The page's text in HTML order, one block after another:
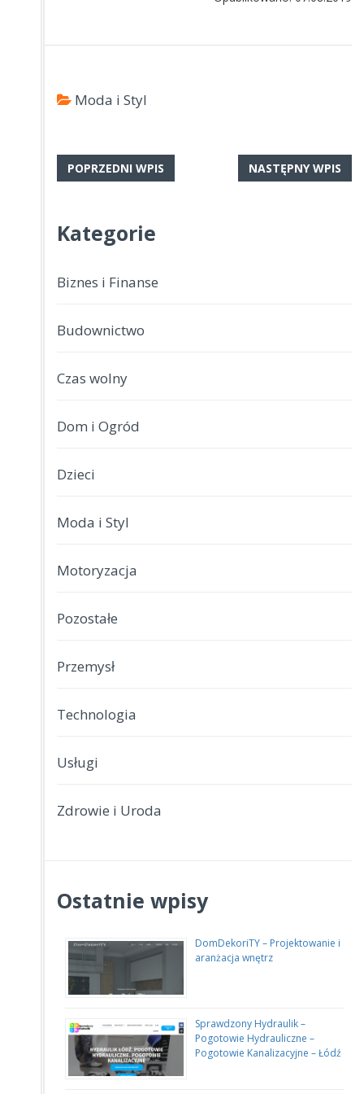
Moda i Styl
POPRZEDNI WPIS NASTĘPNY WPIS
Kategorie
Biznes i Finanse
Budownictwo
Czas wolny
Dom i Ogród
Dzieci
Moda i Styl
Motoryzacja
Pozostałe
Przemysł
Technologia
Usługi
Zdrowie i Uroda
Ostatnie wpisy
DomDekoriTY – Projektowanie i
aranżacja wnętrz
Sprawdzony Hydraulik –
Pogotowie Hydrauliczne –
Pogotowie Kanalizacyjne – Łódź